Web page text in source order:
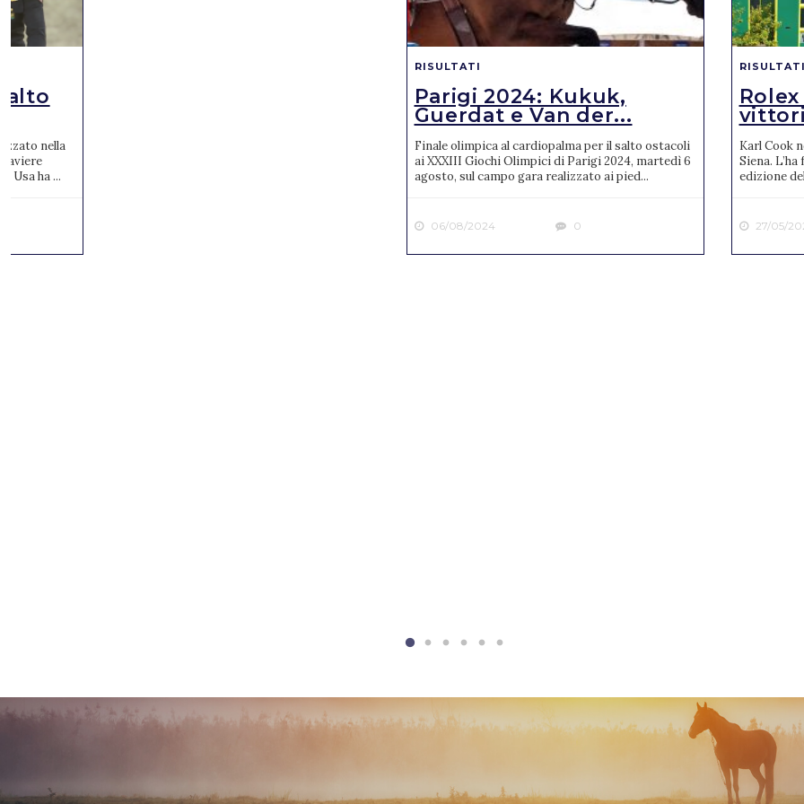
nella
aviere
Usa ha ...
RISULTATI
Parigi 2024: Kukuk,
Guerdat e Van der...
Finale olimpica al cardiopalma per il salto ostacoli
ai XXXIII Giochi Olimpici di Parigi 2024, martedì 6
agosto, sul campo gara realizzato ai pied...
06/08/2024 0
RISULTATI
Rolex
Karl Cook
Siena.
edizione
27/05/